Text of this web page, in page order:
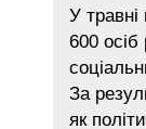
У
600 осіб
За
як